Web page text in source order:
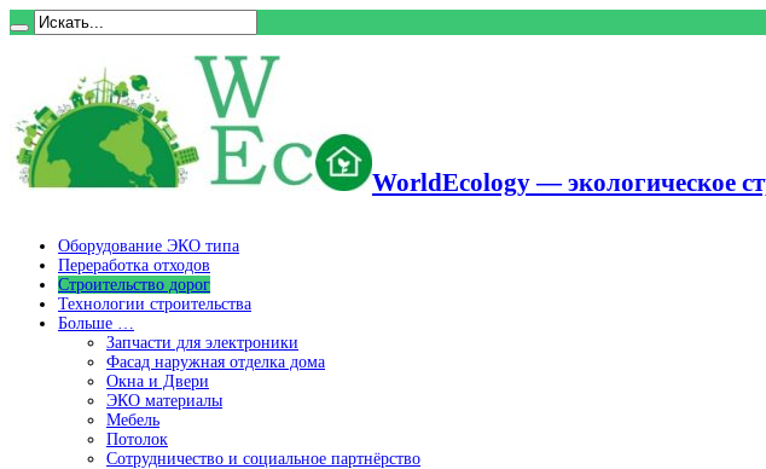
WorldEcology — экологическое
Оборудование ЭКО типа
Переработка отходов
Строительство дорог
Технологии строительства
Больше …
Запчасти для электроники
Фасад наружная отделка дома
Окна и Двери
ЭКО материалы
Мебель
Потолок
Сотрудничество и социальное партнёрство